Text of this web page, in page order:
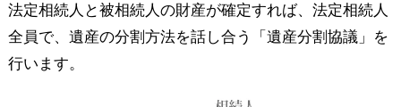
法定相続人と被相続人の財産が確定すれば、法定相続人
全員で、遺産の分割方法を話し合う「遺産分割協議」を
行います。